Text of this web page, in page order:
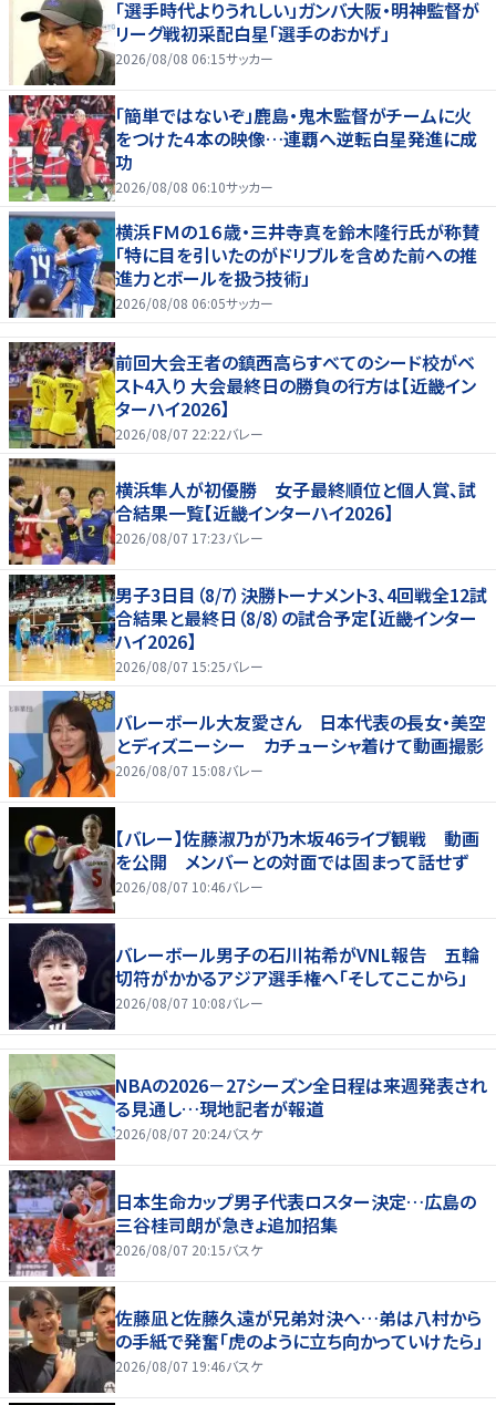
「選手時代よりうれしい」ガンバ大阪・明神監督が
リーグ戦初采配白星「選手のおかげ」
2026/08/08 06:15サッカー
「簡単ではないぞ」鹿島・鬼木監督がチームに火
をつけた４本の映像…連覇へ逆転白星発進に成
功
2026/08/08 06:10サッカー
横浜ＦＭの１６歳・三井寺真を鈴木隆行氏が称賛
「特に目を引いたのがドリブルを含めた前への推
進力とボールを扱う技術」
2026/08/08 06:05サッカー
前回大会王者の鎮西高らすべてのシード校がベ
スト4入り 大会最終日の勝負の行方は【近畿イン
ターハイ2026】
2026/08/07 22:22バレー
横浜隼人が初優勝 女子最終順位と個人賞、試
合結果一覧【近畿インターハイ2026】
2026/08/07 17:23バレー
男子3日目（8/7）決勝トーナメント3、4回戦全12試
合結果と最終日（8/8）の試合予定【近畿インター
ハイ2026】
2026/08/07 15:25バレー
バレーボール大友愛さん 日本代表の長女・美空
とディズニーシー カチューシャ着けて動画撮影
2026/08/07 15:08バレー
【バレー】佐藤淑乃が乃木坂46ライブ観戦 動画
を公開 メンバーとの対面では固まって話せず
2026/08/07 10:46バレー
バレーボール男子の石川祐希がVNL報告 五輪
切符がかかるアジア選手権へ「そしてここから」
2026/08/07 10:08バレー
NBAの2026－27シーズン全日程は来週発表され
る見通し…現地記者が報道
2026/08/07 20:24バスケ
日本生命カップ男子代表ロスター決定…広島の
三谷桂司朗が急きょ追加招集
2026/08/07 20:15バスケ
佐藤凪と佐藤久遠が兄弟対決へ…弟は八村から
の手紙で発奮「虎のように立ち向かっていけたら」
2026/08/07 19:46バスケ